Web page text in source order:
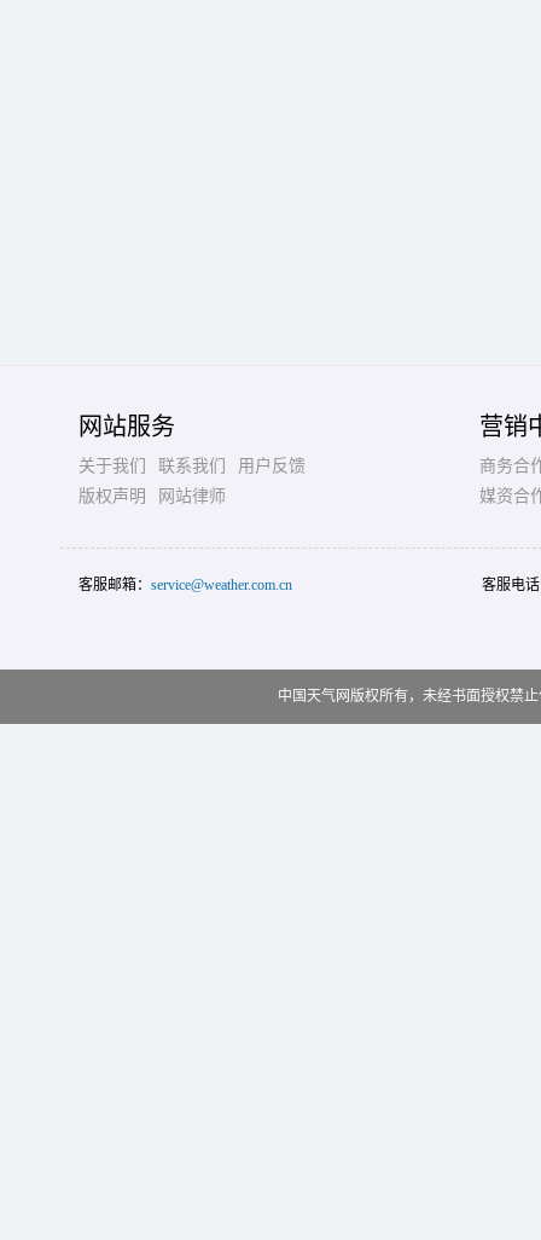
网站服务
关于我们 联系我们
用户反馈
版权声明
网站律师
营销
商务合
媒资合
客服邮箱： service@weather.com.cn 客服电
中国天气网版权所有，未经书面授权